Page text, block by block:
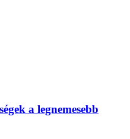
a legnemesebb